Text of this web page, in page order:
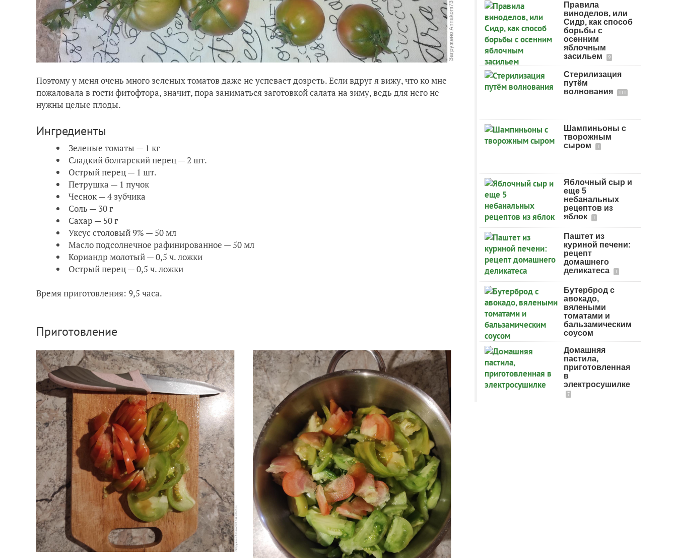
Поэтому у меня очень много зеленых томатов даже не успевает дозреть. Если вдруг я вижу, что ко мне
пожаловала в гости фитофтора, значит, пора заниматься заготовкой салата на зиму, ведь для него не
нужны целые плоды.
Ингредиенты
Зеленые томаты — 1 кг
Сладкий болгарский перец — 2 шт.
Острый перец — 1 шт.
Петрушка — 1 пучок
Чеснок — 4 зубчика
Соль — 30 г
Сахар — 50 г
Уксус столовый 9% — 50 мл
Масло подсолнечное рафинированное — 50 мл
Кориандр молотый — 0,5 ч. ложки
Острый перец — 0,5 ч. ложки
Время приготовления: 9,5 часа.
Приготовление
Правила
виноделов, или
Сидр, как способ
борьбы с
осенним
яблочным
засильем
9
Стерилизация
путём
волнования
111
Шампиньоны с
творожным
сыром
1
Яблочный сыр и
еще 5
небанальных
рецептов из
яблок
1
Паштет из
куриной печени:
рецепт
домашнего
деликатеса
1
Бутерброд с
авокадо,
вялеными
томатами и
бальзамическим
соусом
Домашняя
пастила,
приготовленная
в
электросушилке
7